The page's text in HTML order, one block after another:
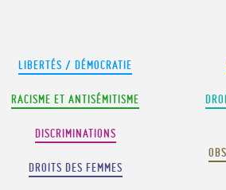
LIBERTÉS / DÉMOCRATIE
RACISME ET ANTISÉMITISME
DISCRIMINATIONS
DROITS DES FEMMES